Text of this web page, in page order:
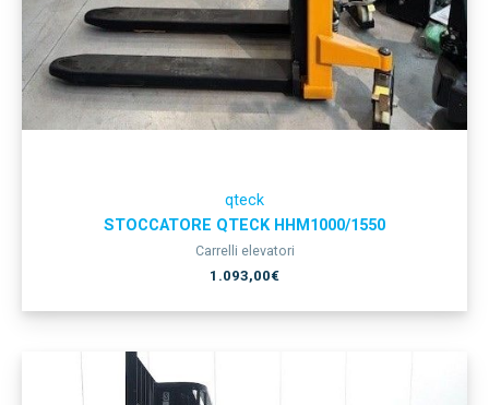
qteck
STOCCATORE QTECK HHM1000/1550
Carrelli elevatori
1.093,00€